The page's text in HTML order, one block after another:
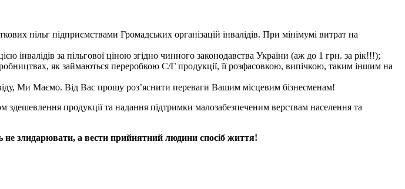
пільг підприємствами Громадських організацій інвалідів. При мінімумі витрат на
інвалідів за пільгової ціною згідно чинного законодавства України (аж до 1 грн. за рік!!!);
як займаються переробкою С/Г продукції, її розфасовкою, випічкою, таким іншим на
Ми Маємо. Від Вас прошу роз’яснити переваги Вашим місцевим бізнесменам!
здешевлення продукції та надання підтримки малозабезпеченим верствам населення та
не злидарювати, а вести прийнятний людини спосіб життя!